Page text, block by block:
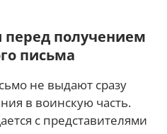
получением
письма
не выдают сразу
в воинскую часть.
с представителями